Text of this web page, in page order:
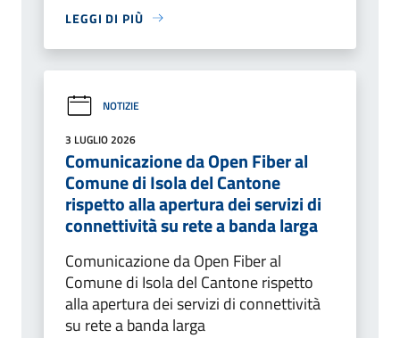
LEGGI DI PIÙ
NOTIZIE
3 LUGLIO 2026
Comunicazione da Open Fiber al
Comune di Isola del Cantone
rispetto alla apertura dei servizi di
connettività su rete a banda larga
Comunicazione da Open Fiber al
Comune di Isola del Cantone rispetto
alla apertura dei servizi di connettività
su rete a banda larga